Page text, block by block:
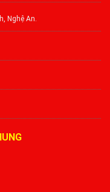
Nghệ An.